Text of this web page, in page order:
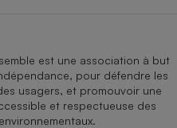
est une association à but
pour défendre les
usagers, et promouvoir une
et respectueuse des